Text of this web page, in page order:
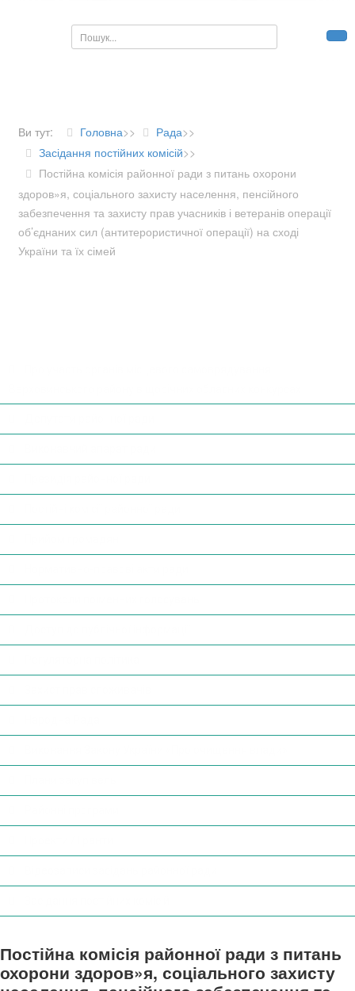
Ви тут: Головна>> Рада>>
Засідання постійних комісій>>
Постійна комісія районної ради з питань охорони
здоров»я, соціального захисту населення, пенсійного
забезпечення та захисту прав учасників і ветеранів операції
об’єднаних сил (антитерористичної операції) на сході
України та їх сімей
Постійна комісія районної ради з питань
охорони здоров»я, соціального захисту